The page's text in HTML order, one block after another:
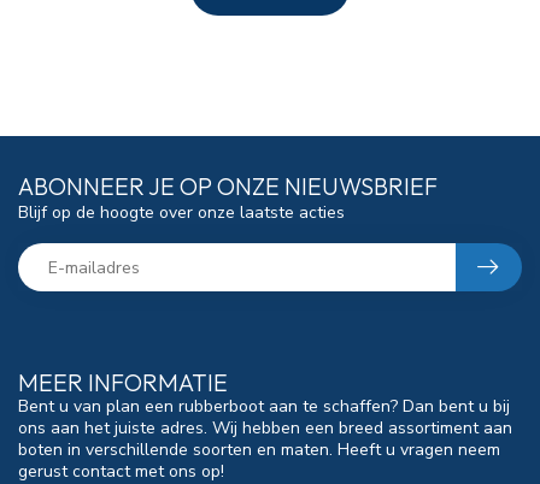
MEER INFORMATIE
Bent u van plan een rubberboot aan te schaffen? Dan bent u bij
ons aan het juiste adres. Wij hebben een breed assortiment aan
boten in verschillende soorten en maten. Heeft u vragen neem
gerust contact met ons op!
ABONNEER JE OP ONZE NIEUWSBRIEF
Blijf op de hoogte over onze laatste acties